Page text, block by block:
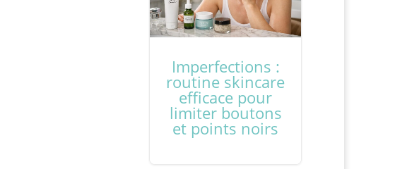
Imperfections :
routine skincare
efficace pour
limiter boutons
et points noirs